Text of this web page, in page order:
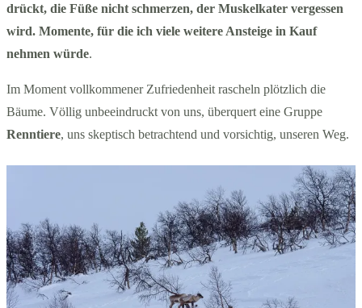
drückt, die Füße nicht schmerzen, der Muskelkater vergessen
wird. Momente, für die ich viele weitere Ansteige in Kauf
nehmen würde.
Im Moment vollkommener Zufriedenheit rascheln plötzlich die
Bäume. Völlig unbeeindruckt von uns, überquert eine Gruppe
Renntiere, uns skeptisch betrachtend und vorsichtig, unseren Weg.